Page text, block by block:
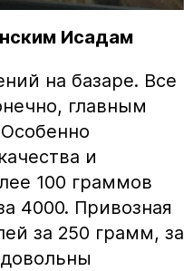
Исадам
на базаре. Все
главным
и
100 граммов
4000. Привозная
за 250 грамм, за